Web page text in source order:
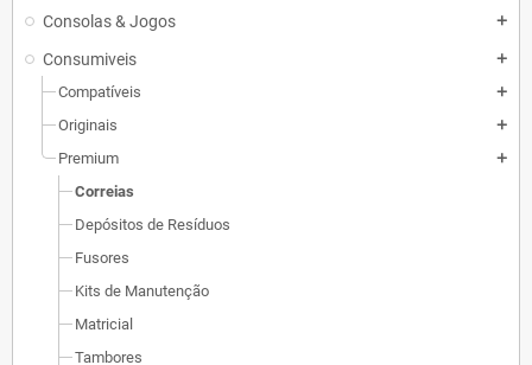
Consolas & Jogos add
Consumiveis add
Compatíveis add
Originais add
Premium add
Correias
Depósitos de Resíduos
Fusores
Kits de Manutenção
Matricial
Tambores